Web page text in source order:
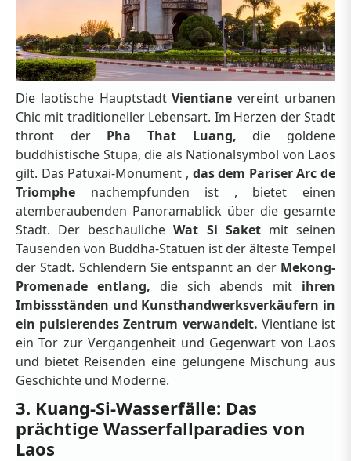
Die laotische HauptstadtVientiane vereint urbanen
Chic mit traditioneller Lebensart. Im Herzen der Stadt
thront der Pha That Luang, die goldene
buddhistische Stupa, die als Nationalsymbol von Laos
gilt. Das Patuxai-Monument , das dem Pariser Arc de
Triomphe nachempfunden ist , bietet einen
atemberaubenden Panoramablick über die gesamte
Stadt. Der beschaulicheWat Si Saketmit seinen
Tausenden von Buddha-Statuen ist der älteste Tempel
der Stadt. Schlendern Sie entspannt an der Mekong-
Promenade entlang, die sich abends mit ihren
Imbissständen und Kunsthandwerksverkäufern in
ein pulsierendes Zentrum verwandelt. Vientiane ist
ein Tor zur Vergangenheit und Gegenwart von Laos
und bietet Reisenden eine gelungene Mischung aus
Geschichte und Moderne.
3. Kuang-Si-Wasserfälle: Das
prächtige Wasserfallparadies von
Laos